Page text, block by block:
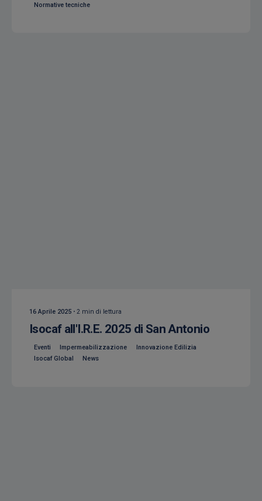
Normative tecniche
16 Aprile 2025 2 min di lettura
Isocaf all'I.R.E. 2025 di San Antonio
Eventi Impermeabilizzazione
Innovazione Edilizia
Isocaf Global
News